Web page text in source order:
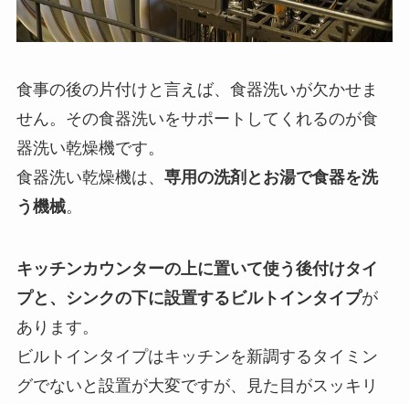
食事の後の片付けと言えば、食器洗いが欠かせま
せん。その食器洗いをサポートしてくれるのが食
器洗い乾燥機です。
食器洗い乾燥機は、 専用の洗剤とお湯で食器を洗
う機械。
キッチンカウンターの上に置いて使う後付けタイ
プと、シンクの下に設置するビルトインタイプが
あります。
ビルトインタイプはキッチンを新調するタイミン
グでないと設置が大変ですが、見た目がスッキリ